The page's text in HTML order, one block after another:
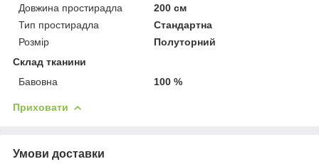
Довжина простирадла
200 см
Тип простирадла
Стандартна
Розмір
Полуторний
Склад тканини
Бавовна
100 %
Приховати
Умови доставки